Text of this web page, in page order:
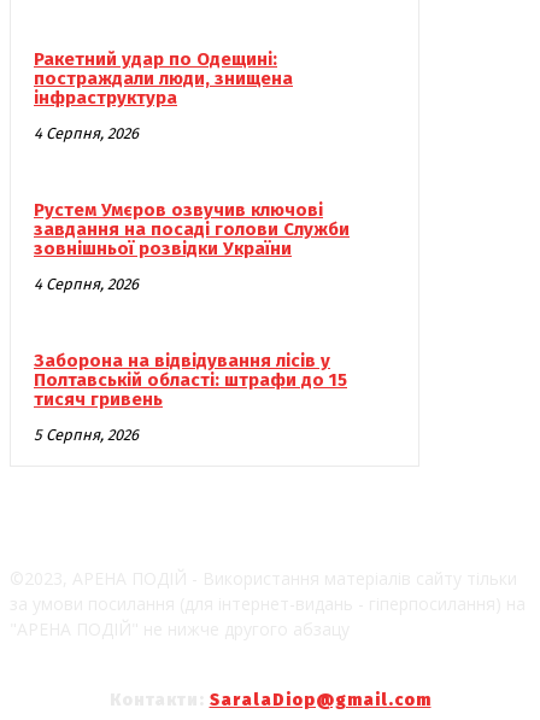
Ракетний удар по Одещині:
постраждали люди, знищена
інфраструктура
4 Серпня, 2026
Рустем Умєров озвучив ключові
завдання на посаді голови Служби
зовнішньої розвідки України
4 Серпня, 2026
Заборона на відвідування лісів у
Полтавській області: штрафи до 15
тисяч гривень
5 Серпня, 2026
SaralaDiop@gmail.com